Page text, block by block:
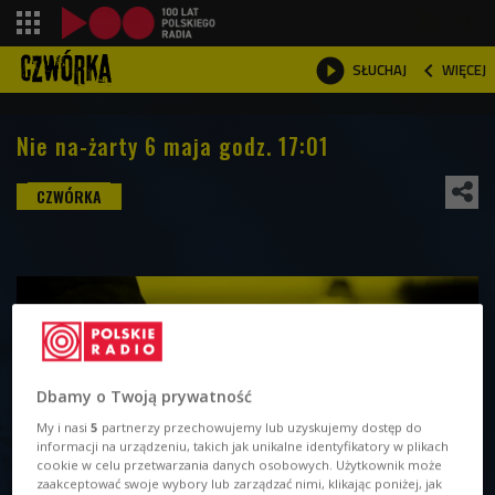
 SŁUCHAJ  WIĘCEJ

Nie na-żarty 6 maja godz. 17:01
Dbamy o Twoją prywatność
My i nasi5 partnerzy przechowujemy lub uzyskujemy dostęp do
informacji na urządzeniu, takich jak unikalne identyfikatory w plikach
cookie w celu przetwarzania danych osobowych. Użytkownik może
zaakceptować swoje wybory lub zarządzać nimi, klikając poniżej, jak